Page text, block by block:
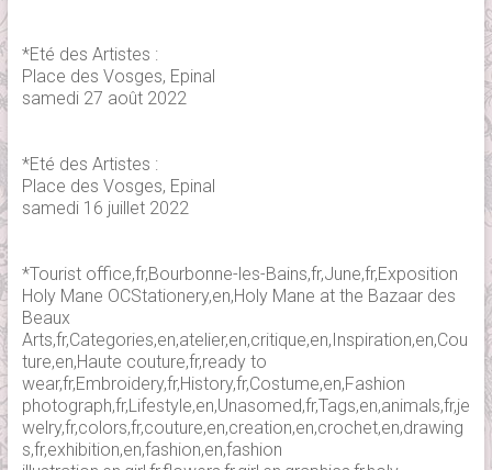
*Eté des Artistes :
Place des Vosges, Epinal
samedi 27 août 2022
*Eté des Artistes :
Place des Vosges, Epinal
samedi 16 juillet 2022
*Tourist office,fr,Bourbonne-les-Bains,fr,June,fr,Exposition
Holy Mane OCStationery,en,Holy Mane at the Bazaar des
Beaux
Arts,fr,Categories,en,atelier,en,critique,en,Inspiration,en,Cou
ture,en,Haute couture,fr,ready to
wear,fr,Embroidery,fr,History,fr,Costume,en,Fashion
photograph,fr,Lifestyle,en,Unasomed,fr,Tags,en,animals,fr,je
welry,fr,colors,fr,couture,en,creation,en,crochet,en,drawing
s,fr,exhibition,en,fashion,en,fashion